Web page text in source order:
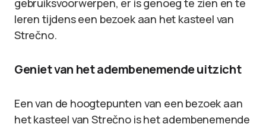
gebruiksvoorwerpen, er is genoeg te zien en te
leren tijdens een bezoek aan het kasteel van
Strečno.
Geniet van het adembenemende uitzicht
Een van de hoogtepunten van een bezoek aan
het kasteel van Strečno is het adembenemende